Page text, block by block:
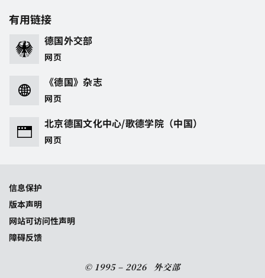
有用链接
德国外交部
网页
《德国》杂志
网页
北京德国文化中心/歌德学院（中国）
网页
信息保护
版本声明
网站可访问性声明
障碍反馈
© 1995 – 2026 外交部